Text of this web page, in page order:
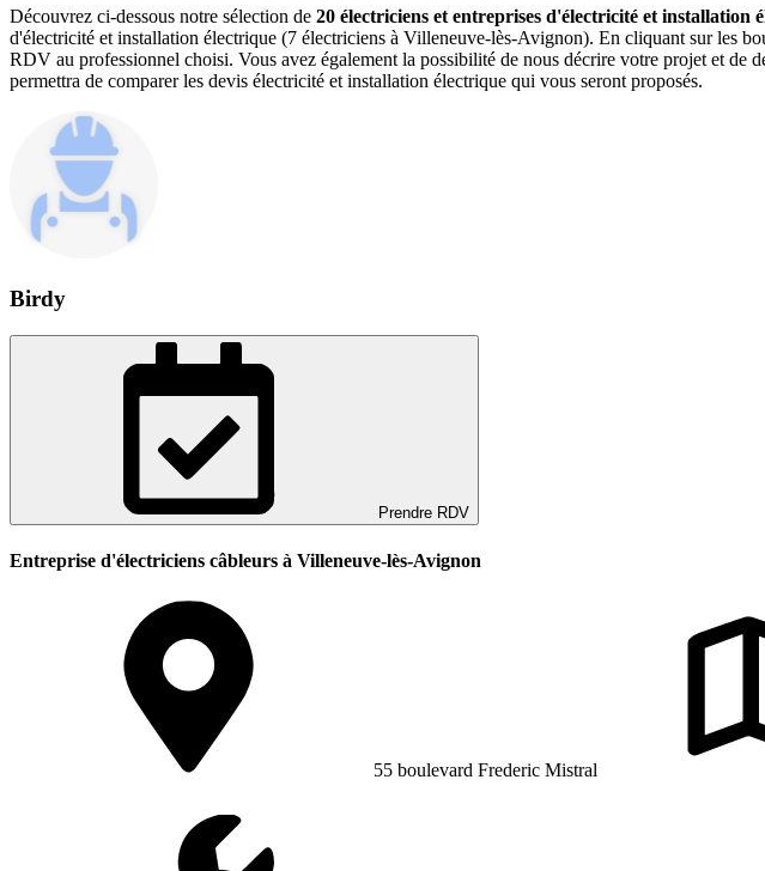
Découvrez ci-dessous notre sélection de 20 électriciens et entreprises d'électricité et
d'électricité et installation électrique (7 électriciens à Villeneuve-lès-Avignon). En cliquant sur les
RDV au professionnel choisi. Vous avez également la possibilité de nous décrire votre projet et
permettra de comparer les devis électricité et installation électrique qui vous seront proposés.
Birdy
Prendre RDV
Entreprise d'électriciens câbleurs à Villeneuve-lès-Avignon
55 boulevard Frederic Mistral